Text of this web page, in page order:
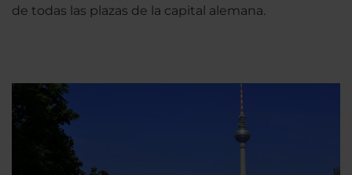
de todas las plazas de la capital alemana.